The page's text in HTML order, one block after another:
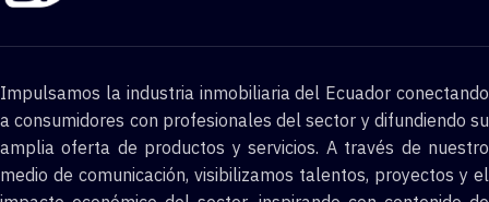
Impulsamos la industria inmobiliaria del Ecuador conectando
a consumidores con profesionales del sector y difundiendo su
amplia oferta de productos y servicios. A través de nuestro
medio de comunicación, visibilizamos talentos, proyectos y el